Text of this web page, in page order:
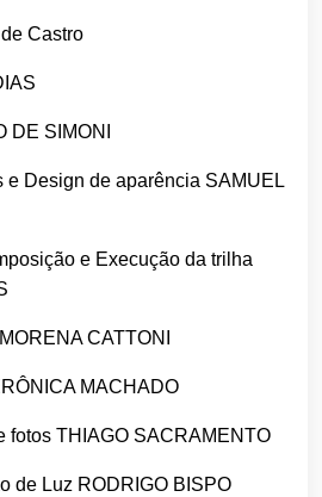
Castro
DE SIMONI
e Design de aparência SAMUEL
e Execução da trilha
CATTONI
MACHADO
fotos THIAGO SACRAMENTO
de Luz RODRIGO BISPO